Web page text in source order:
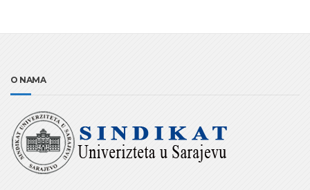
O NAMA